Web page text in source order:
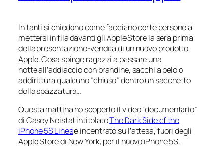
In tanti si chiedono come facciano certe persone a
mettersi in fila davanti gli Apple Store la sera prima
della presentazione-vendita di un nuovo prodotto
Apple. Cosa spinge ragazzi a passare una
notte all’addiaccio con brandine, sacchi a pelo o
addirittura qualcuno “chiuso” dentro un sacchetto
della spazzatura…
Questa mattina ho scoperto il video “documentario”
di Casey Neistat intitolatoThe Dark Side of the
iPhone 5S Linese incentrato sull’attesa, fuori degli
Apple Store di New York, per il nuovo iPhone 5S.